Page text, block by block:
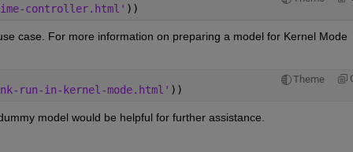
controller.html' ))
case. For more information on preparing a model for Kernel Mode
Theme
run-in-kernel-mode.html' ))
model would be helpful for further assistance.